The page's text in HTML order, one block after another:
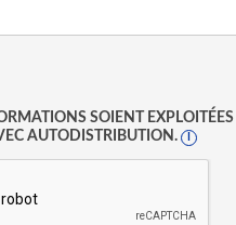
SOIENT
AUTODISTRIBUTION.